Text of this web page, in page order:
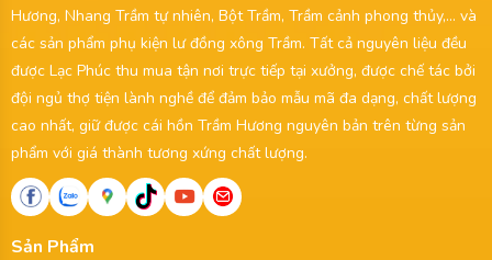
Hương, Nhang Trầm tự nhiên, Bột Trầm, Trầm cảnh phong thủy,... và
các sản phẩm phụ kiện lư đồng xông Trầm. Tất cả nguyên liệu đều
được Lạc Phúc thu mua tận nơi trực tiếp tại xưởng, được chế tác bởi
đội ngủ thợ tiện lành nghề để đảm bảo mẫu mã đa dạng, chất lượng
cao nhất, giữ được cái hồn Trầm Hương nguyên bản trên từng sản
phẩm với giá thành tương xứng chất lượng.
Sản Phẩm